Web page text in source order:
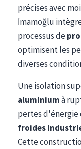
précises avec
İmamoğlu
processus de
optimisent les
diverses
Une isolation
aluminiumà
pertes d'énergie
froides
Cette